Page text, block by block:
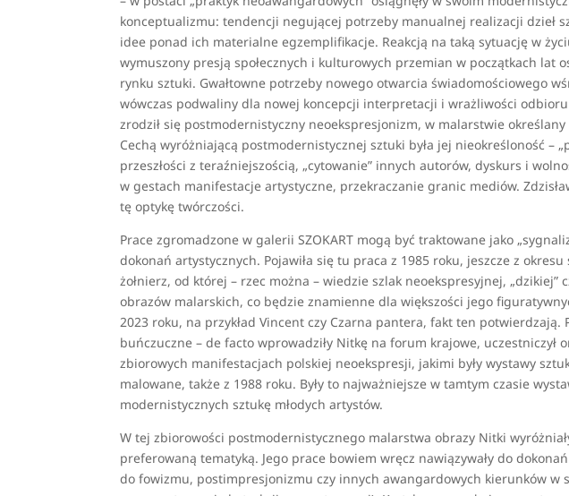
konceptualizmu: tendencji negującej potrzeby manualnej realizacji dzieł
idee ponad ich materialne egzemplifikacje. Reakcją na taką sytuację w
wymuszony presją społecznych i kulturowych przemian w początkach lat
rynku sztuki. Gwałtowne potrzeby nowego otwarcia świadomościowego
wówczas podwaliny dla nowej koncepcji interpretacji i wrażliwości
zrodził się postmodernistyczny neoekspresjonizm, w malarstwie określany
Cechą wyróżniającą postmodernistycznej sztuki była jej nieokreśloność –
przeszłości z teraźniejszością, „cytowanie” innych autorów, dyskurs i
w gestach manifestacje artystyczne, przekraczanie granic mediów.
tę optykę twórczości.
Prace zgromadzone w galerii SZOKART mogą być traktowane jako
dokonań artystycznych. Pojawiła się tu praca z 1985 roku, jeszcze z
żołnierz, od której – rzec można – wiedzie szlak neoekspresyjnej,
obrazów malarskich, co będzie znamienne dla większości jego
2023 roku, na przykład Vincent czy Czarna pantera, fakt ten potwierdzają.
buńczuczne – de facto wprowadziły Nitkę na forum krajowe, uczestniczył
zbiorowych manifestacjach polskiej neoekspresji, jakimi były wystawy
malowane, także z 1988 roku. Były to najważniejsze w tamtym czasie
modernistycznych sztukę młodych artystów.
W tej zbiorowości postmodernistycznego malarstwa obrazy Nitki
preferowaną tematyką. Jego prace bowiem wręcz nawiązywały do
do fowizmu, postimpresjonizmu czy innych awangardowych kierunków w